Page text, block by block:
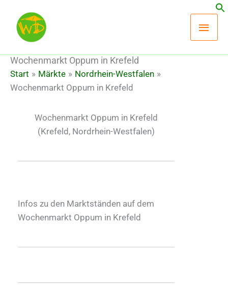
Inhalt
springen
Wochenmarkt Oppum in Krefeld
Start Märkte
Nordrhein-Westfalen
Wochenmarkt Oppum in Krefeld
Wochenmarkt Oppum in Krefeld
(Krefeld, Nordrhein-Westfalen)
Infos zu den Marktständen auf dem
Wochenmarkt Oppum in Krefeld